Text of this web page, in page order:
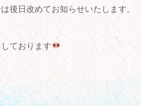
後日改めてお知らせいたします。
ております